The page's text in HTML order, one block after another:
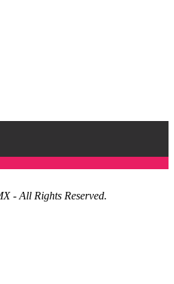
- All Rights Reserved.